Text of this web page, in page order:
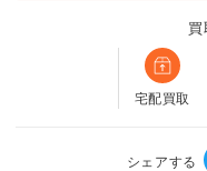
買
宅配買取
シェアする